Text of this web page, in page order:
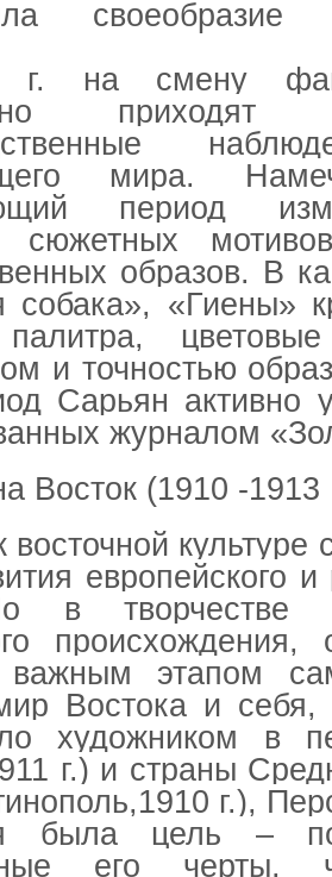
своеобразие
на смену
приходят
мира.
период
сюжетных
образов. В
собака», «Гиены»
палитра,
и точностью
Сарьян активно
журналом
Восток (1910 -1913
восточной
европейского и
в творчестве
этапом
Востока и себя,
художником в
г.) и страны
г.),
была цель –
его